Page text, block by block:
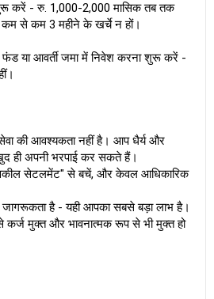
करें - रु. 1,000-2,000 मासिक तब तक
से कम 3 महीने के खर्चे न हों।
फंड या आवर्ती जमा में निवेश करना शुरू करें -
की आवश्यकता नहीं है। आप धैर्य और
ही अपनी भरपाई कर सकते हैं।
सेटलमेंट" से बचें, और केवल आधिकारिक
है - यही आपका सबसे बड़ा लाभ है।
मुक्त और भावनात्मक रूप से भी मुक्त हो